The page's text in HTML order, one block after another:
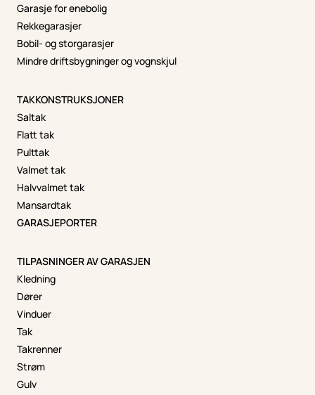
Garasje for enebolig
Rekkegarasjer
Bobil- og storgarasjer
Mindre driftsbygninger og vognskjul
TAKKONSTRUKSJONER
Saltak
Flatt tak
Pulttak
Valmet tak
Halvvalmet tak
Mansardtak
GARASJEPORTER
TILPASNINGER AV GARASJEN
Kledning
Dører
Vinduer
Tak
Takrenner
Strøm
Gulv